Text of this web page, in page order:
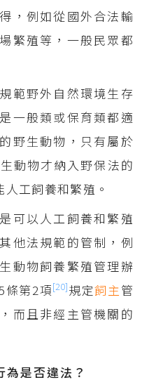
，例如從國外合法輸
繁殖等，一般民眾都
範野外自然環境生存
一般類或保育類都適
野生動物，只有屬於
動物才納入野保法的
工飼養和繁殖。
可以人工飼養和繁殖
他法規範的管制，例
動物飼養繁殖管理辦
條第2項[20]規定飼主管
而且非經主管機關的
為是否違法？